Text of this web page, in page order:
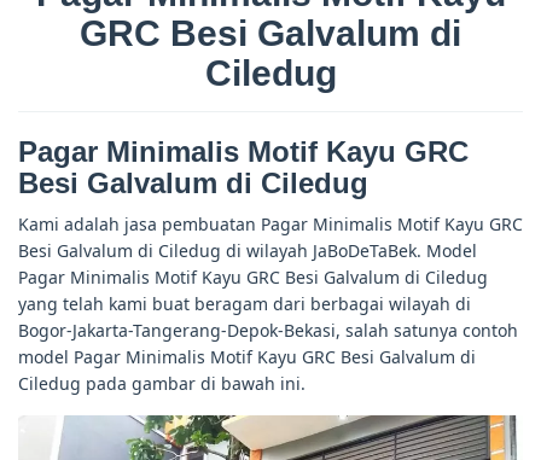
GRC Besi Galvalum di
Ciledug
Pagar Minimalis Motif Kayu GRC
Besi Galvalum di Ciledug
Kami adalah jasa pembuatan Pagar Minimalis Motif Kayu GRC
Besi Galvalum di Ciledug di wilayah JaBoDeTaBek. Model
Pagar Minimalis Motif Kayu GRC Besi Galvalum di Ciledug
yang telah kami buat beragam dari berbagai wilayah di
Bogor-Jakarta-Tangerang-Depok-Bekasi, salah satunya contoh
model Pagar Minimalis Motif Kayu GRC Besi Galvalum di
Ciledug pada gambar di bawah ini.